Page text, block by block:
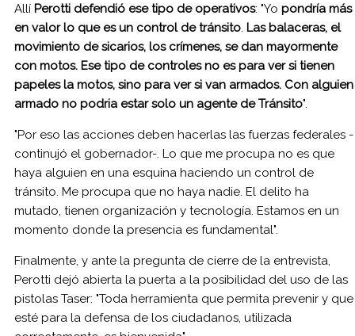
Allí Perotti defendió ese tipo de operativos: "Yo pondría más
en valor lo que es un control de tránsito. Las balaceras, el
movimiento de sicarios, los crímenes, se dan mayormente
con motos. Ese tipo de controles no es para ver si tienen
papeles la motos, sino para ver si van armados. Con alguien
armado no podria estar solo un agente de Tránsito".
"Por eso las acciones deben hacerlas las fuerzas federales -
continujó el gobernador-. Lo que me procupa no es que
haya alguien en una esquina haciendo un control de
tránsito. Me procupa que no haya nadie. El delito ha
mutado, tienen organización y tecnología. Estamos en un
momento donde la presencia es fundamental".
Finalmente, y ante la pregunta de cierre de la entrevista,
Perotti dejó abierta la puerta a la posibilidad del uso de las
pistolas Taser: "Toda herramienta que permita prevenir y que
esté para la defensa de los ciudadanos, utilizada